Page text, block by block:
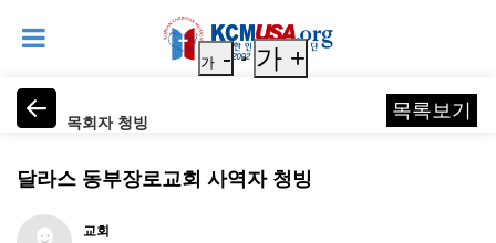
목회자 청빙
가 - 가 +
목록보기
달라스 동부장로교회 사역자 청빙
교회